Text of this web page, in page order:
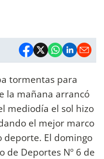
tormentas para
la mañana arrancó
mediodía el sol hizo
el mejor marco
El domingo
de Deportes Nº 6 de